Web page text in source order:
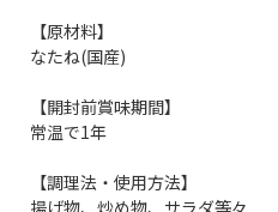
【原材料】
なたね(国産)
【開封前賞味期間】
常温で1年
【調理法・使用方法】
揚げ物、炒め物、サラダ等々